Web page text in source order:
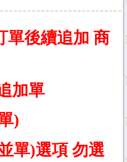
單後續追加 商
加單
)
單)選項 勿選